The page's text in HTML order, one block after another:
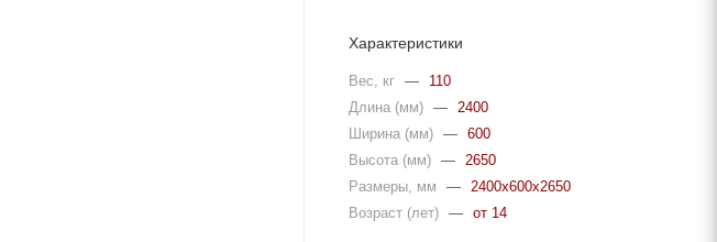
Характеристики
Вес, кг —
110
Длина (мм) —
2400
Ширина (мм) — 600
Высота (мм) —
2650
Размеры, мм
—
2400x600x2650
Возраст (лет) — от 14